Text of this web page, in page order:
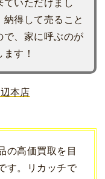
ていただけまし
得して売ること
で、家に呼ぶのが
す！
本店
の高価買取を目
す。リカッチで